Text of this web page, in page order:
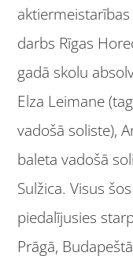
darbs Rīgas
gadā skolu
Elza Leimane
vadošā soliste),
baleta vadošā
Sulžica. Visus
piedalījusies
Prāgā,